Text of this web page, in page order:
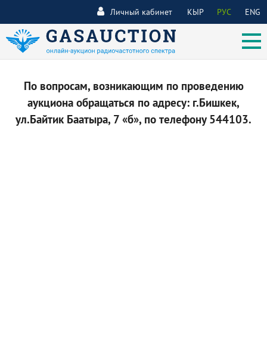
КЫР РУС ENG
Личный кабинет
По вопросам, возникающим по проведению
аукциона обращаться по адресу: г.Бишкек,
ул.Байтик Баатыра, 7 «б», по телефону 544103.